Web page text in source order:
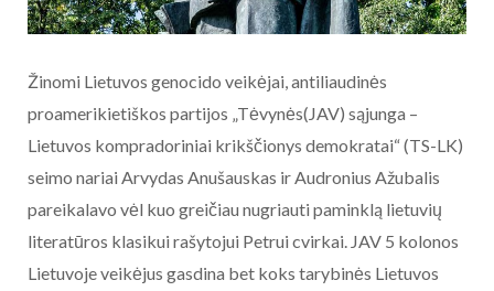
Žinomi Lietuvos genocido veikėjai, antiliaudinės
proamerikietiškos partijos „Tėvynės(JAV) sąjunga –
Lietuvos kompradoriniai krikščionys demokratai“ (TS-LK)
seimo nariai Arvydas Anušauskas ir Audronius Ažubalis
pareikalavo vėl kuo greičiau nugriauti paminklą lietuvių
literatūros klasikui rašytojui Petrui cvirkai. JAV 5 kolonos
Lietuvoje veikėjus gasdina bet koks tarybinės Lietuvos